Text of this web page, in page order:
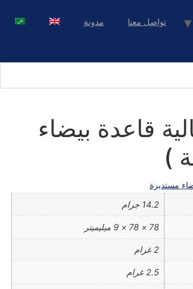
تواصل معنا مدونة
قاعدة بيضاء
مستديرة
14.2 جرام
78 × 78 × 9 ميليميتر
2 غرام
2.5 غرام